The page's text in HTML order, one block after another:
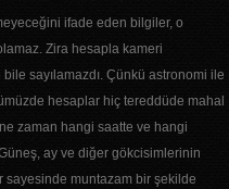
ifade eden bilgiler, o
Zira hesapla kameri
sayılamazdı. Çünkü astronomi ile
hesaplar hiç tereddüde mahal
zaman hangi saatte ve hangi
ay ve diğer gökcisimlerinin
sayesinde muntazam bir şekilde